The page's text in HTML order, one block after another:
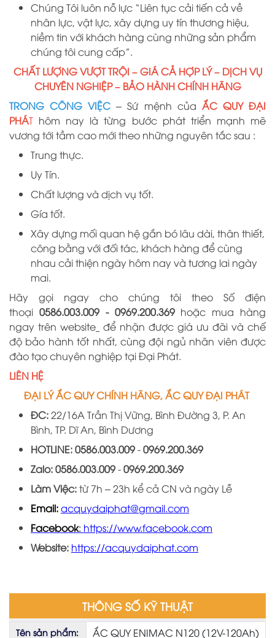
Chúng Tôi luôn nỗ lực “Liên tục cải tiến cả về
nhân lực, vật lực, xây dựng uy tín thương hiệu,
niềm tin với khách hàng cùng những sản phẩm
chúng tôi cung cấp”.
CHẤT LƯỢNG VƯỢT TRỘI – GIÁ CẢ HỢP LÝ – DỊCH VỤ
CHUYÊN NGHIỆP – BẢO HÀNH CHÍNH HÃNG
TRONG CÔNG VIỆC – Sứ mệnh của ẮC QUY ĐẠI
PHÁT hôm nay là từng bước phát triển mạnh mẽ
vương tới tầm cao mới theo những nguyên tắc sau :
Trung thực.
Uy Tín.
Chất lượng và dịch vụ tốt.
Gía tốt.
Xây dựng mối quan hệ gắn bó lâu dài, thân thiết,
công bằng với đối tác, khách hàng để cùng
nhau cải thiện ngày hôm nay và tương lai ngày
mai.
Hãy gọi ngay cho chúng tôi theo Số điện
thoại 0586.003.009 - 0969.200.369 hoặc mua hàng
ngay trên website để nhận được giá ưu đãi và chế
độ bảo hành tốt nhất, cùng đội ngủ nhân viên được
đào tạo chuyên nghiệp tạiĐại Phát.
LIÊN HỆ
ĐẠI LÝ ẮC QUY CHÍNH HÃNG, ẮC QUY ĐẠI PHÁT
ĐC:22/16ATrần Thị Vững, Bình Đường 3, P. An
Bình, TP. Dĩ An, Bình Dương
HOTLINE:0586.003.009-0969.200.369
Zalo:0586.003.009-0969.200.369
Làm Việc:từ 7h – 23h kể cả CN và ngày Lễ
Email:acquydaiphat@gmail.com
Facebook: https://www.facebook.com
Website: https://acquydaiphat.com
THÔNG SỐ KỸ THUẬT
Tên sản phẩm: ẮC QUY ENIMAC N120 (12V-120Ah)